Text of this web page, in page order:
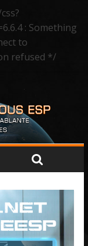
: Something
to
refused */